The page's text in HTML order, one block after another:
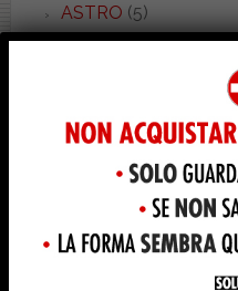
ASTRO (5)
AURA(1)
AURORA(2)
AUSILIA(1)